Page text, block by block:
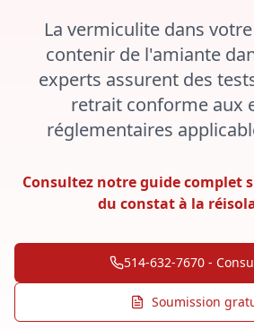
La vermiculite dans
contenir de l'amiante
experts assurent des
retrait conforme aux
réglementaires
Consultez notre guide complet
du constat à la
514-632-7670 -
Soumission